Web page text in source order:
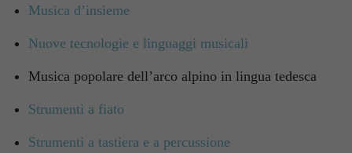
Musica d’insieme
Nuove tecnologie e linguaggi musicali
Musica popolare dell’arco alpino in lingua tedesca
Strumenti a fiato
Strumenti a tastiera e a percussione